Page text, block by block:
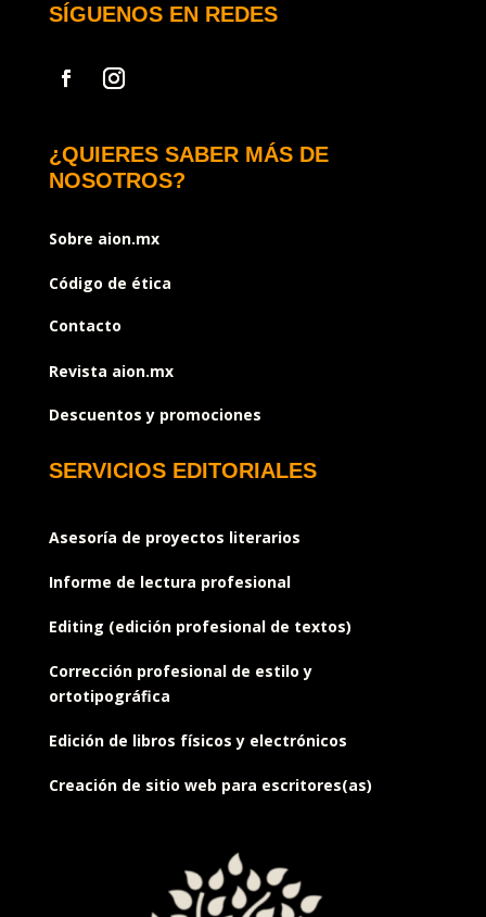
SÍGUENOS EN REDES
¿QUIERES SABER MÁS DE
NOSOTROS?
Sobre aion.mx
Código de ética
Contacto
Revista aion.mx
Descuentos y promociones
SERVICIOS EDITORIALES
Asesoría de proyectos literarios
Informe de lectura profesional
Editing (edición profesional de textos)
Corrección profesional de estilo y
ortotipográfica
Edición de libros físicos y electrónicos
Creación de sitio web para escritores(as)